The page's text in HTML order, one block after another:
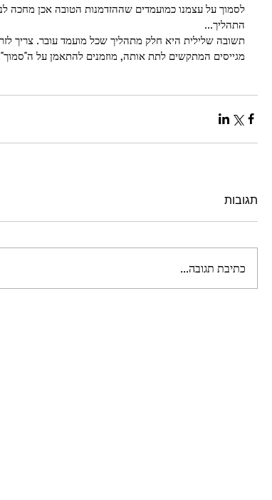
לסמוך על עצמנו כמועמדים שההזדמנות הטובה אכן מחכה
התהליך...
תשובה שלילית היא חלק מתהליך שכל מועמד עובר. צריך
מגייסים המתקשים לתת אותה, מוזמנים להתאמן על
תגובות
כתיבת תגובה...
פוסט 1